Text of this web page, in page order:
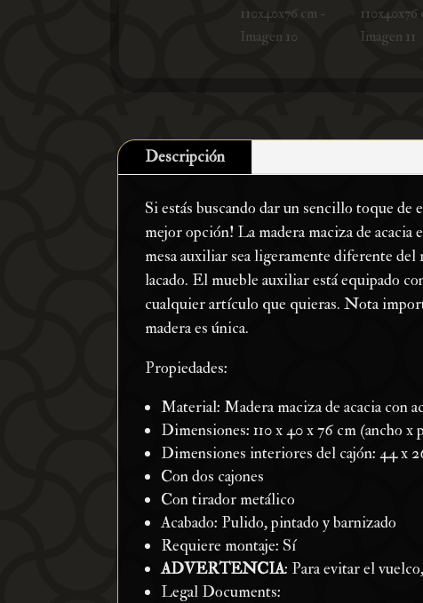
Descripción
Si estás buscando dar un sencillo toque de
mejor opción! La madera maciza de acacia
mesa auxiliar sea ligeramente diferente del
lacado. El mueble auxiliar está equipado
cualquier artículo que quieras. Nota
madera es única.
Propiedades:
Material: Madera maciza de acacia con
Dimensiones: 110 x 40 x 76 cm (ancho x
Dimensiones interiores del cajón: 44 x
Con dos cajones
Con tirador metálico
Acabado: Pulido, pintado y barnizado
Requiere montaje: Sí
ADVERTENCIA: Para evitar el
Legal Documents: